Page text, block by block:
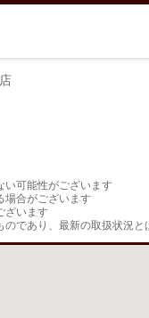
い可能性がございます
場合がございます
ざいます
であり、最新の取扱状況と